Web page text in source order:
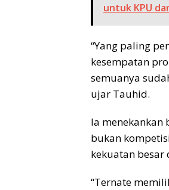
untuk KPU
“Yang paling
kesempatan
semuanya
ujar Tauhid.
Ia
bukan
kekuatan
“Ternate